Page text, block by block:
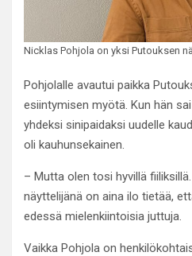
Nicklas Pohjola on yksi Putouksen
Pohjolalle avautui paikka
esiintymisen myötä. Kun hän
yhdeksi sinipaidaksi uudelle
oli kauhunsekainen.
– Mutta olen tosi hyvillä
näyttelijänä on aina ilo tietää,
edessä mielenkiintoisia juttuja.
Vaikka Pohjola on